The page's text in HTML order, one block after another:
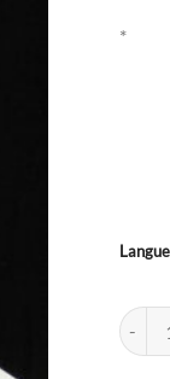
*
Langue